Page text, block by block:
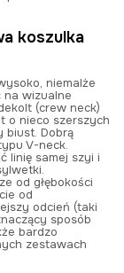
koszulka
niemalże
na wizualne
(crew neck)
o nieco szerszych
biust. Dobrą
V-neck.
linię samej szyi i
od głębokości
od
odcień (taki
sposób
bardzo
zestawach